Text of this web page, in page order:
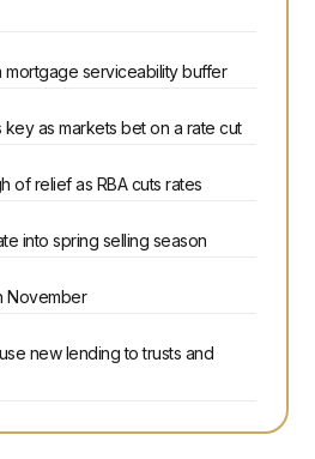
mortgage serviceability buffer
key as markets bet on a rate cut
of relief as RBA cuts rates
into spring selling season
November
new lending to trusts and